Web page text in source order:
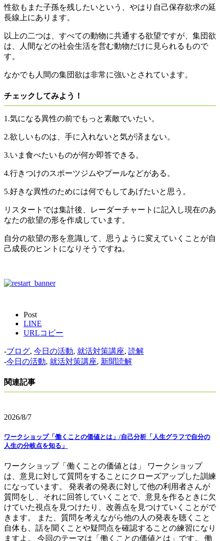
性欲もまた子孫を残したいという、やはり自己保存欲求の延
長線上にあります。
以上の二つは、すべての動物に共通する欲望ですが、集団欲
は、人間などの社会生活を営む動物だけに見られるもので
す。
なかでも人間の集団欲は非常に強いとされています。
チェックしてみよう！
1.気になる異性の前でもっと素敵でいたい。
2.欲しいものは、手に入れないと気が済まない。
3.いま食べたいものが何か即答できる。
4.行きつけのスポーツジムやプールなどがある。
5.好きな異性のためには何でもしてあげたいと思う。
リスタートでは集計後、レーダーチャートに記入し現在のあ
なたの欲望の形を作成しています。
自分の欲望の形を意識して、思うように変えていくことが自
己成長のヒントになりそうですね。
Post
LINE
URLコピー
-ブログ, 今日の活動, 就活対策講座, 読解
-今日の活動, 就活対策講座, 新聞読解
関連記事
2026/8/7
ワークショップ「働くことの価値とは」/自己分析「人生グラフで自分の
人生の分岐点を知る」
ワークショップ「働くことの価値とは」 ワークショップ
は、意見に対して質問をすることにクローズアップした訓練
になっています。 発表者の発表に対して他の利用者さんが
質問をし、それに回答していくことで、意見を作るときに欠
けていた視点を見つけたり、改善点を見つけていくことがで
きます。 また、質問を考えながら他の人の発表を聴くこと
自体も、話を聞くことや疑問点を確認することの練習になり
ますよ。 今回のテーマは「働くことの価値とは」です。 働